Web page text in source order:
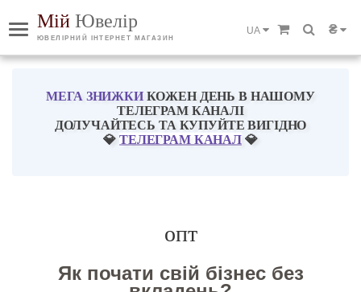
Мій Ювелір
ЮВЕЛІРНИЙ ІНТЕРНЕТ МАГАЗИН
₴
UA
МЕГА ЗНИЖКИКОЖЕН ДЕНЬ В НАШОМУ
ТЕЛЕГРАМ КАНАЛІ
ДОЛУЧАЙТЕСЬ ТА КУПУЙТЕ ВИГІДНО
💎ТЕЛЕГРАМ КАНАЛ 💎
опт
Як почати свій бізнес без